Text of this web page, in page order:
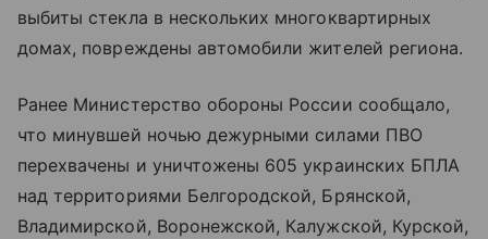
выбиты стекла в нескольких многоквартирных
домах, повреждены автомобили жителей региона.
Ранее Министерство обороны России сообщало,
что минувшей ночью дежурными силами ПВО
перехвачены и уничтожены 605 украинских БПЛА
над территориями Белгородской, Брянской,
Владимирской, Воронежской, Калужской, Курской,